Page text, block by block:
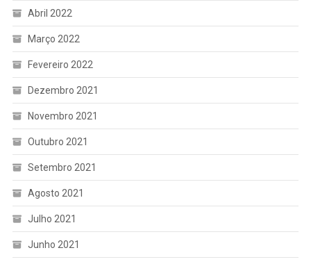
Abril 2022
Março 2022
Fevereiro 2022
Dezembro 2021
Novembro 2021
Outubro 2021
Setembro 2021
Agosto 2021
Julho 2021
Junho 2021